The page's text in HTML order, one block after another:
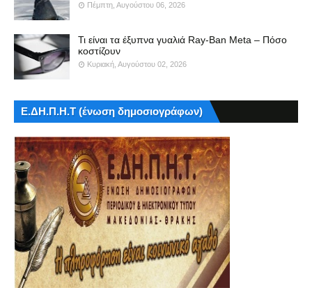
Πέμπτη, Αυγούστου 06, 2026
Τι είναι τα έξυπνα γυαλιά Ray-Ban Meta – Πόσο
κοστίζουν
Κυριακή, Αυγούστου 02, 2026
Ε.ΔΗ.Π.Η.Τ (ένωση δημοσιογράφων)